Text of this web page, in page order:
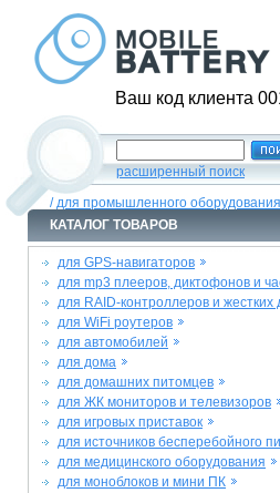
Ваш код клиента
расширенный поиск
/для промышленного оборудования
КАТАЛОГ ТОВАРОВ
для GPS-навигаторов
для mp3 плееров, диктофонов и
для RAID-контроллеров и жестких
для WiFi роутеров
для автомобилей
для дома
для домашних питомцев
для ЖК мониторов и телевизоров
для игровых приставок
для источников бесперебойного
для медицинского оборудования
для моноблоков и мини ПК